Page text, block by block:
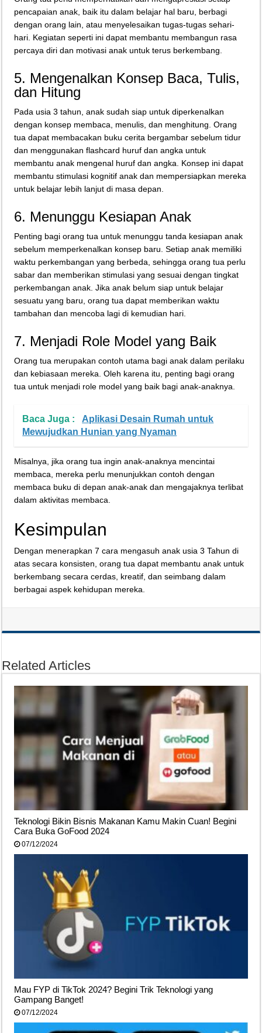
pencapaian anak, baik itu dalam belajar hal baru, berbagi
dengan orang lain, atau menyelesaikan tugas-tugas sehari-
hari. Kegiatan seperti ini dapat membantu membangun rasa
percaya diri dan motivasi anak untuk terus berkembang.
5. Mengenalkan Konsep Baca, Tulis,
dan Hitung
Pada usia 3 tahun, anak sudah siap untuk diperkenalkan
dengan konsep membaca, menulis, dan menghitung. Orang
tua dapat membacakan buku cerita bergambar sebelum tidur
dan menggunakan flashcard huruf dan angka untuk
membantu anak mengenal huruf dan angka. Konsep ini dapat
membantu stimulasi kognitif anak dan mempersiapkan mereka
untuk belajar lebih lanjut di masa depan.
6. Menunggu Kesiapan Anak
Penting bagi orang tua untuk menunggu tanda kesiapan anak
sebelum memperkenalkan konsep baru. Setiap anak memiliki
waktu perkembangan yang berbeda, sehingga orang tua perlu
sabar dan memberikan stimulasi yang sesuai dengan tingkat
perkembangan anak. Jika anak belum siap untuk belajar
sesuatu yang baru, orang tua dapat memberikan waktu
tambahan dan mencoba lagi di kemudian hari.
7. Menjadi Role Model yang Baik
Orang tua merupakan contoh utama bagi anak dalam perilaku
dan kebiasaan mereka. Oleh karena itu, penting bagi orang
tua untuk menjadi role model yang baik bagi anak-anaknya.
Baca Juga :
Aplikasi Desain Rumah untuk
Mewujudkan Hunian yang Nyaman
Misalnya, jika orang tua ingin anak-anaknya mencintai
membaca, mereka perlu menunjukkan contoh dengan
membaca buku di depan anak-anak dan mengajaknya terlibat
dalam aktivitas membaca.
Kesimpulan
Dengan menerapkan 7 cara mengasuh anak usia 3 Tahun di
atas secara konsisten, orang tua dapat membantu anak untuk
berkembang secara cerdas, kreatif, dan seimbang dalam
berbagai aspek kehidupan mereka.
Related Articles
Teknologi Bikin Bisnis Makanan Kamu Makin Cuan! Begini
Cara Buka GoFood 2024
07/12/2024
Mau FYP di TikTok 2024? Begini Trik Teknologi yang
Gampang Banget!
07/12/2024